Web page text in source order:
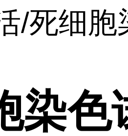
/死细胞
染色